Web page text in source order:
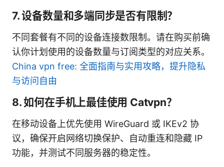
7. 设备数量和多端同步是否有限制？
不同套餐有不同的设备连接数限制。请在购买前确
认你计划使用的设备数量与订阅类型的对应关系。
China vpn free: 全面指南与实用攻略，提升隐私
与访问自由
8. 如何在手机上最佳使用 Catvpn？
在移动设备上优先使用 WireGuard 或 IKEv2 协
议，确保开启网络切换保护、自动重连和隐藏 IP
功能，并测试不同服务器的稳定性。